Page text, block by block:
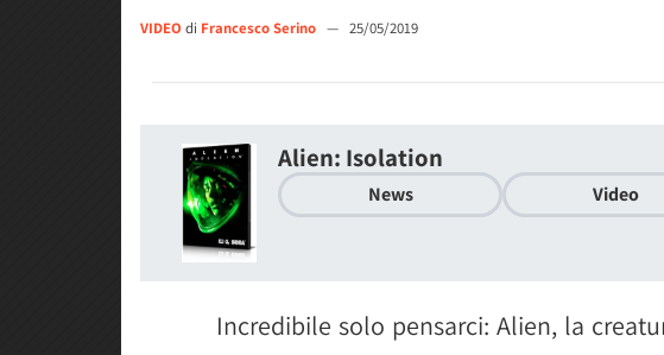
VIDEO di Francesco Serino — 25/05/2019
Alien: Isolation
News Video
Incredibile solo pensarci: Alien, la